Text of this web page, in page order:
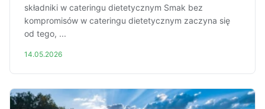
składniki w cateringu dietetycznym Smak bez
kompromisów w cateringu dietetycznym zaczyna się
od tego, ...
14.05.2026